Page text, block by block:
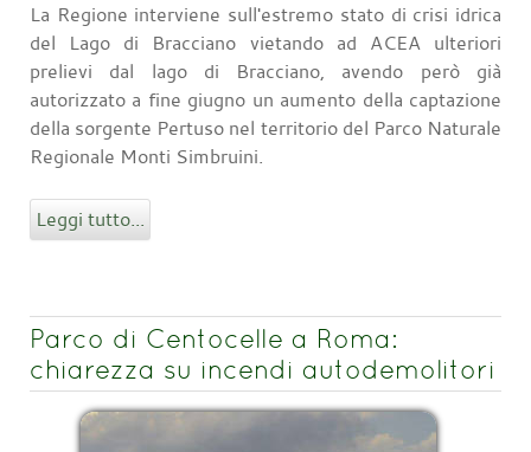
La Regione interviene sull'estremo stato di crisi idrica
del Lago di Bracciano vietando ad ACEA ulteriori
prelievi dal lago di Bracciano, avendo però già
autorizzato a fine giugno un aumento della captazione
della sorgente Pertuso nel territorio del Parco Naturale
Regionale Monti Simbruini.
Leggi tutto...
Parco di Centocelle a Roma:
chiarezza su incendi autodemolitori